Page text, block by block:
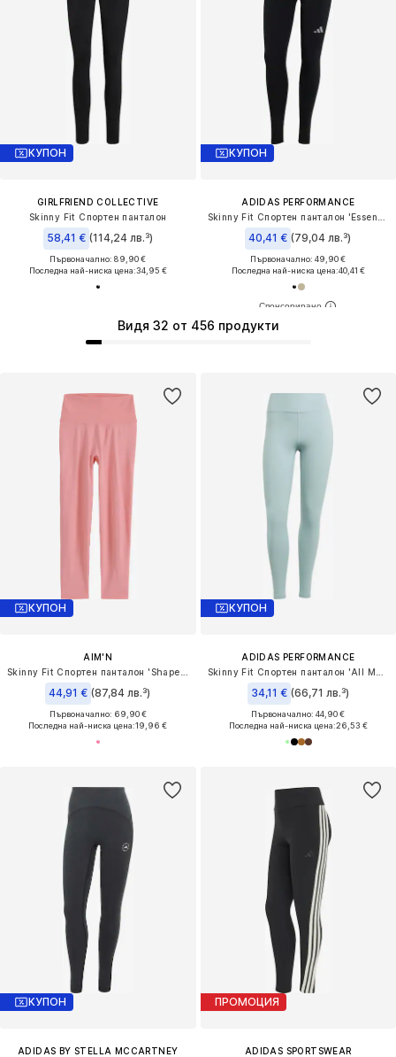
КУПОН
GIRLFRIEND COLLECTIVE
Skinny Fit Спортен панталон
58,41 € (114,24 лв.³)
Първоначално: 89,90 €
Последна най-ниска цена:34,95 €
КУПОН
ADIDAS PERFORMANCE
40,41 € (79,04 лв.³)
Първоначално: 49,90 €
Последна най-ниска цена:40,41 €
КУПОН
AIM'N
44,91 € (87,84 лв.³)
Първоначално: 69,90 €
Последна най-ниска цена:19,96 €
КУПОН
ADIDAS PERFORMANCE
34,11 € (66,71 лв.³)
Първоначално: 44,90 €
Последна най-ниска цена:26,53 €
КУПОН
ADIDAS BY STELLA MCCARTNEY
Видя 32 от 456 продукти
ПРОМОЦИЯ
ADIDAS SPORTSWEAR